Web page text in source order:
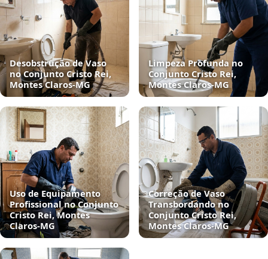
Desobstrução de Vaso
no Conjunto Cristo Rei,
Montes Claros‑MG
Limpeza Profunda no
Conjunto Cristo Rei,
Montes Claros‑MG
Uso de Equipamento
Profissional no Conjunto
Cristo Rei, Montes
Claros‑MG
Correção de Vaso
Transbordando no
Conjunto Cristo Rei,
Montes Claros‑MG